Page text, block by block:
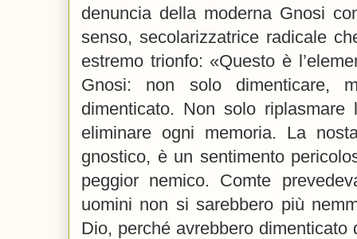
denuncia della moderna Gnosi
senso, secolarizzatrice radicale
estremo trionfo: «Questo è
Gnosi: non solo dimenticare,
dimenticato. Non solo
eliminare ogni memoria. La
gnostico, è un sentimento
peggior nemico. Comte
uomini non si sarebbero più
Dio, perché avrebbero dimenticato